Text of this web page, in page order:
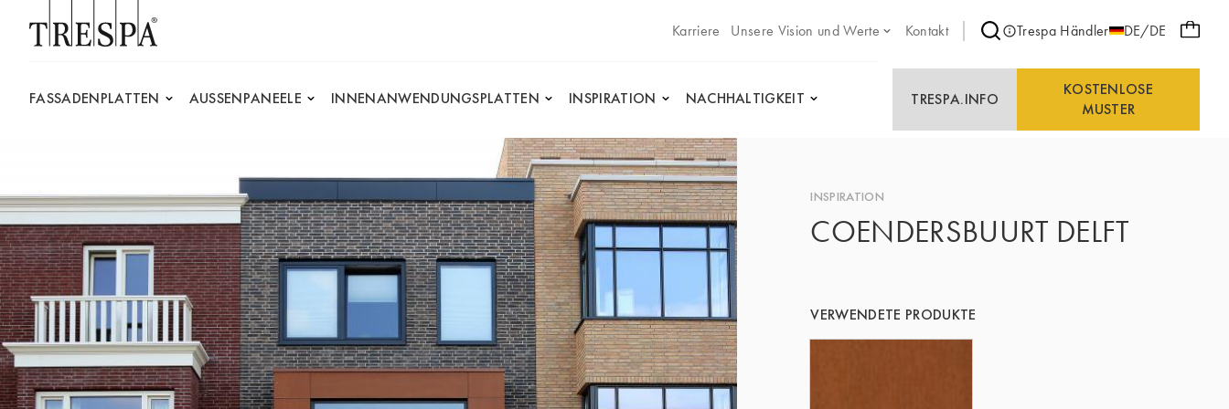
Karriere
Unsere Vision und Werte Kontakt Trespa Händler DE/DE
FASSADENPLATTEN AUSSENPANEELE INNENANWENDUNGSPLATTEN INSPIRATION NACHHALTIGKEIT TRESPA.INFO
KOSTENLOSE
MUSTER
INSPIRATION
COENDERSBUURT DELFT
VERWENDETE PRODUKTE